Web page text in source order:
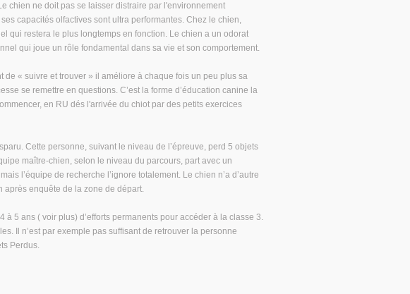
chien ne doit pas se laisser distraire par l'environnement
capacités olfactives sont ultra performantes. Chez le chien,
qui restera le plus longtemps en fonction. Le chien a un odorat
qui joue un rôle fondamental dans sa vie et son comportement.
« suivre et trouver » il améliore à chaque fois un peu plus sa
se remettre en questions. C’est la forme d’éducation canine la
en RU dés l'arrivée du chiot par des petits exercices
Cette personne, suivant le niveau de l’épreuve, perd 5 objets
maître-chien, selon le niveau du parcours, part avec un
l’équipe de recherche l’ignore totalement. Le chien n’a d’autre
après enquête de la zone de départ.
5 ans ( voir plus) d’efforts permanents pour accéder à la classe 3.
Il n’est par exemple pas suffisant de retrouver la personne
Perdus.